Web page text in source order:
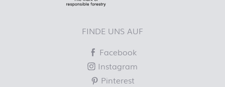
FINDE UNS AUF
Facebook
Instagram
Pinterest